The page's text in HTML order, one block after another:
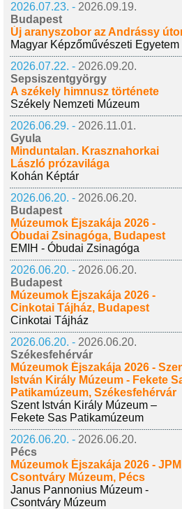
2026.07.23. - 2026.09.19.
Budapest
Új aranyszobor az Andrássy
Magyar Képzőművészeti Egyetem
2026.07.22. - 2026.09.20.
Sepsiszentgyörgy
A székely himnusz története
Székely Nemzeti Múzeum
2026.06.29. - 2026.11.01.
Gyula
Minduntalan. Krasznahorkai
László prózavilága
Kohán Képtár
2026.06.20. - 2026.06.20.
Budapest
Múzeumok Éjszakája 2026 -
Óbudai Zsinagóga, Budapest
EMIH - Óbudai Zsinagóga
2026.06.20. - 2026.06.20.
Budapest
Múzeumok Éjszakája 2026 -
Cinkotai Tájház, Budapest
Cinkotai Tájház
2026.06.20. - 2026.06.20.
Székesfehérvár
Múzeumok Éjszakája 2026 -
István Király Múzeum - Fekete
Patikamúzeum, Székesfehérvár
Szent István Király Múzeum –
Fekete Sas Patikamúzeum
2026.06.20. - 2026.06.20.
Pécs
Múzeumok Éjszakája 2026 - JPM
Csontváry Múzeum, Pécs
Janus Pannonius Múzeum -
Csontváry Múzeum